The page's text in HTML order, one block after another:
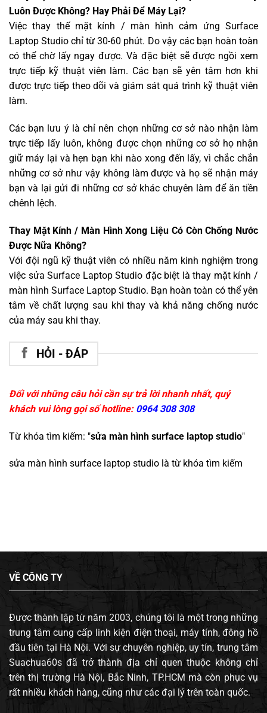
Luôn Được Không? Hay Phải Để Máy Lại?
Việc thay thế mặt kính / màn hình cảm ứng Surface
Laptop Studio chỉ từ 30-60 phút. Do vậy các bạn hoàn toàn
có thể chờ lấy ngay được. Và đặc biệt sẽ được ngồi xem
trực tiếp kỹ thuật viên làm. Các bạn sẽ yên tâm hơn khi
được trực tiếp theo dõi và giám sát quá trình kỹ thuật viên
làm.
Các bạn lưu ý là chỉ nên chọn những cơ sở nào nhận làm
trực tiếp lấy luôn, không được chọn những cơ sở họ nhận
giữ máy lại và hẹn bạn khi nào xong đến lấy, vì chắc chắn
những cơ sở như vậy không làm được và họ sẽ nhận máy
bạn và lại gửi đi những cơ sở khác chuyên làm để ăn tiền
chênh lệch.
Thay Mặt Kính / Màn Hình Xong Liệu Có Còn Chống Nước
Được Nữa Không?
Với đội ngũ kỹ thuật viên có nhiều năm kinh nghiệm trong
việc sửa Surface Laptop Studio đặc biệt là thay mặt kính /
màn hình Surface Laptop Studio. Bạn hoàn toàn có thể yên
tâm về chất lượng sau khi thay và khả năng chống nước
của máy sau khi thay.
HỎI - ĐÁP
Đối với những câu hỏi cần sự trả lời nhanh nhất, quý
khách vui lòng gọi số hotline: 0964 308 308
Từ khóa tìm kiếm: "sửa màn hình surface laptop studio"
sửa màn hình surface laptop studio là từ khóa tìm kiếm
VỀ CÔNG TY
Được thành lập từ năm 2003, chúng tôi là một trong những
trung tâm cung cấp linh kiện điện thoại, máy tính, đông hồ
đầu tiên tại Hà Nội. Với sự chuyên nghiệp, uy tín, trung tâm
Suachua60s đã trở thành địa chỉ quen thuộc không chỉ
trên thị trường Hà Nội, Bắc Ninh, TP.HCM mà còn phục vụ
rất nhiều khách hàng, cũng như các đại lý trên toàn quốc.